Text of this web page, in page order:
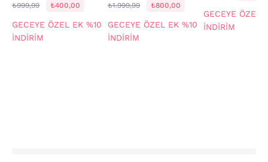
₺999,99 ₺400,00
GECEYE ÖZEL EK %10
İNDİRİM
₺1.999,99 ₺800,00
GECEYE ÖZEL EK %10
İNDİRİM
GECEYE ÖZEL
İNDİRİM